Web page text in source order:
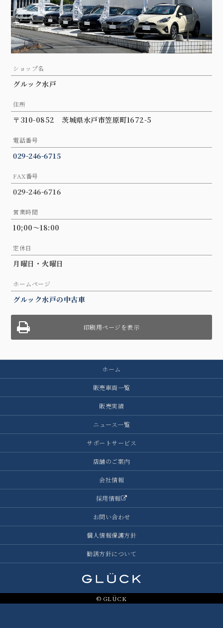
ショップ名
グルック水戸
住所
〒310-0852 茨城県水戸市笠原町1672-5
電話番号
029-246-6715
FAX番号
029-246-6716
営業時間
10;00～18:00
定休日
月曜日・火曜日
ホームページ
グルック水戸の中古車
印刷用ページを表示
ホーム
販売車両一覧
販売実績
ニュース一覧
サポートサービス
店舗のご案内
会社情報
採用情報
お問い合わせ
個人情報保護方針
勧誘方針について
© GLÜCK